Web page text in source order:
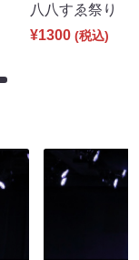
八八すゑ祭り
¥1300 (税込)